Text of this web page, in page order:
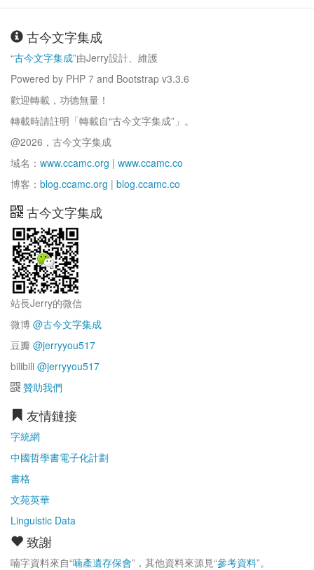
古今文字集成
“古今文字集成”由Jerry設計、維護
Powered by PHP 7 and Bootstrap v3.3.6
歡迎轉載，功德無量！
轉載時請註明「轉載自“古今文字集成”」。
@2026，古今文字集成
域名： www.ccamc.org | www.ccamc.co
博客： blog.ccamc.org | blog.ccamc.co
古今文字集成
站長Jerry的微信
微博 @古今文字集成
豆瓣 @jerryyou517
bilibili @jerryyou517
贊助我們
友情鏈接
字統網
中國哲學書電子化計劃
書格
文苑英華
Linguistic Data
致謝
喃字資料來自“喃產遺存保會”，其他資料來源見“參考資料”。